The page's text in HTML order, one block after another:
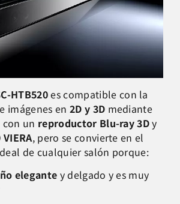
HTB520es compatible con la
imágenes en 2D y 3D mediante
un reproductor Blu-ray 3Dy
, pero se convierte en el
de cualquier salón porque:
elegante y delgado y es muy